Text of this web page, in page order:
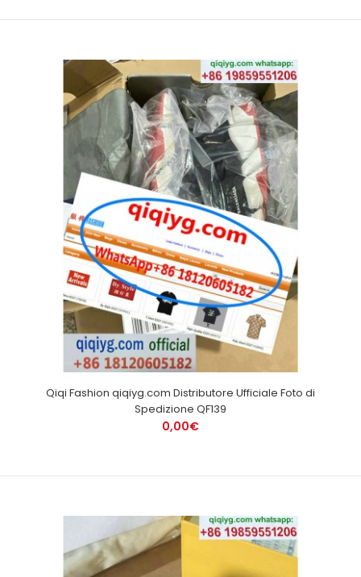
Qiqi Fashion qiqiyg.com Distributore Ufficiale Foto di
Spedizione QF139
0,00€